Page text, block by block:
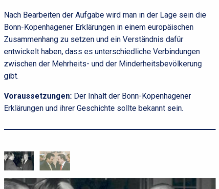
Nach Bearbeiten der Aufgabe wird man in der Lage sein die
Bonn-Kopenhagener Erklärungen in einem europäischen
Zusammenhang zu setzen und ein Verständnis dafür
entwickelt haben, dass es unterschiedliche Verbindungen
zwischen der Mehrheits- und der Minderheitsbevölkerung
gibt.
Voraussetzungen: Der Inhalt der Bonn-Kopenhagener
Erklärungen und ihrer Geschichte sollte bekannt sein.